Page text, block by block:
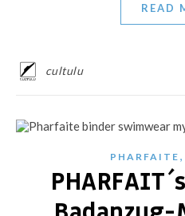
READ
cultulu
PHARFAITE ,